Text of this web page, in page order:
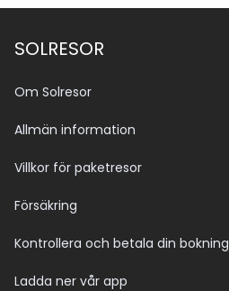
SOLRESOR
Om Solresor
Allmän information
Villkor för paketresor
Försäkring
Kontrollera och betala din bokning
Ladda ner vår app